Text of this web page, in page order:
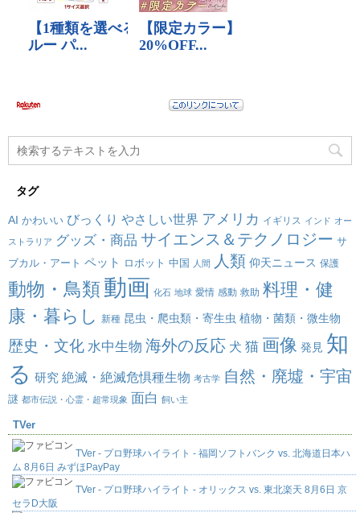
タグ
AI かわいい びっくり やさしい世界 アメリカ イギリス インド オー
ストラリア グッズ・商品 サイエンス＆テクノロジー サ
ブカル・アート ペット ロボット 中国 人間 人類 仰天ニュース 保護
動物・鳥類動画 化石 地球 愛情 感動 救助 料理・健
康・暮らし
新種 昆虫・爬虫類・寄生虫 植物・菌類・微生物
歴史・文化 水中生物 海外の反応 犬 猫 画像 発見 知
る 研究 絶滅・絶滅危惧種生物 考古学 自然・廃墟・宇宙
謎 都市伝説・心霊・超常現象 面白 飼い主
TVer
TVer - プロ野球ハイライト - 福岡ソフトバンク vs. 北海道日本ハ
ム 8月6日 みずほPayPay
TVer - プロ野球ハイライト - オリックス vs. 東北楽天 8月6日 京
セラD大阪